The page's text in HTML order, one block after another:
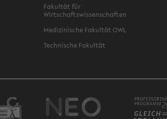
Fakultät für
Wirtschaftswissenschaften
Medizinische Fakultät OWL
Technische Fakultät